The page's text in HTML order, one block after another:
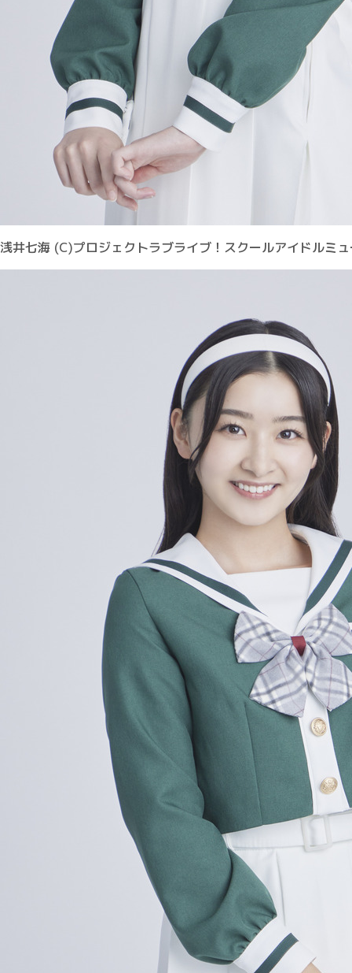
浅井七海 (C)プロジェクトラブライブ！スクールアイドルミ